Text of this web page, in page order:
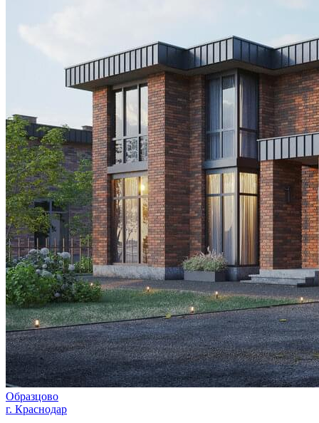
Образцово
г. Краснодар